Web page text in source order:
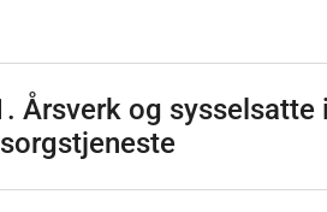
fra Den internasjonale
kan enten være som
med flere arbeidsforhold i
kun telles en gang. Dette betyr
Årsverk og